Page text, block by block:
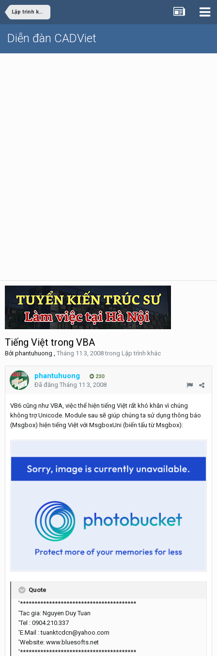
Lập trình khác
Diễn đàn CADViet
Tiếng Việt trong VBA
Bởi phantuhuong , Tháng 11 3, 2008trong Lập trình khác
phantuhuong 230
Đã đăng Tháng 11 3, 2008
VB6 cũng như VBA, việc thể hiện tiếng Việt rất khó khăn vì chúng
không trợ Unicode. Module sau sẽ giúp chúng ta sử dụng thông báo
(Msgbox) hiện tiếng Việt với MsgboxUni (biến tấu từ Msgbox):
Quote
'****************************************
'Tac gia: Nguyen Duy Tuan
'Tel : 0904.210.337
'E.Mail : tuanktcdcn@yahoo.com
'Website: www.bluesofts.net
'****************************************